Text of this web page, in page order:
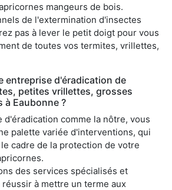
mangeurs de bois.
de l'extermination d'insectes
pas à lever le petit doigt pour vous
de toutes vos termites, vrillettes,
entreprise d'éradication de
petites vrillettes, grosses
Eaubonne ?
d'éradication comme la nôtre, vous
palette variée d'interventions, qui
cadre de la protection de votre
des services spécialisés et
à mettre un terme aux